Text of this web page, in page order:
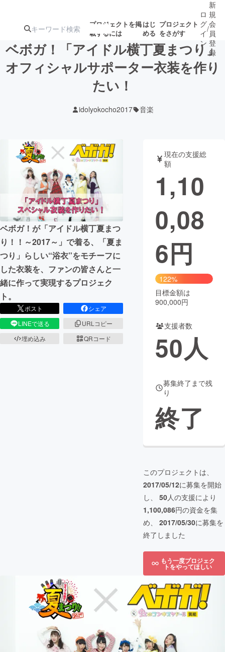
プロジェクトを掲
載するには
はじ
める
プロジェクト
をさがす
注目の新着プロ 募集終了が近いプ
テクノロジー・ガジェット
映像・映画 書籍・雑誌
ビジネス・起業 チャレンジ
まちづくり・地域活性化
CAMPFIRE for Social Good
CAMPFIRE Creation
CAMPFIREふるさと納税
コミュニティ
ロ
グ
イ
ン
/
新
規
会
員
登
録
ベボガ！「アイドル横丁夏まつり」
オフィシャルサポーター衣装を作り
たい！
idolyokocho2017 音楽
ベボガ！が「アイドル横丁夏まつ
り！！～2017～」で着る、「夏ま
つり」らしい“浴衣”をモチーフに
した衣装を、ファンの皆さんと一
緒に作って実現するプロジェク
ト。
ポスト
シェア
LINEで送る
URLコピー
埋め込み
QRコード
現在の支援総
額
1,10
0,08
6円
122%
目標金額は
900,000円
支援者数
50人
募集終了まで残
り
終了
このプロジェクトは、
2017/05/12に募集を開始
し、 50人の支援により
1,100,086円の資金を集
め、 2017/05/30に募集を
終了しました
もう一度プロジェク
トをやってほしい